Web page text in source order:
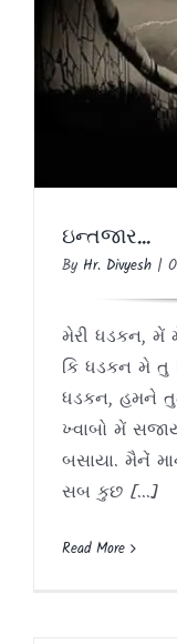
ઇન્તજાર…
By Hr. Divyesh |
મેરી ધડકન, મેં
કિ ધડકન મે તુ
ધડકન, હમને
ખ્વાબો મેં
બસાયા. મૈનેં
સબ કુછ [...]
Read More